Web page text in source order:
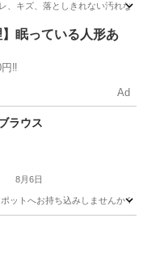
、キズ、落としきれない汚れ
】眠っている人形あ
‼️
Ad
ラウス
8月6日
へお持ち込みしませんか？